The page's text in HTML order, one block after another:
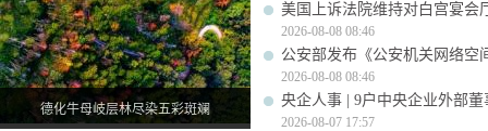
德化牛母岐层林尽染五彩斑斓
美国上诉法院维持对白宫宴会
2026-08-08 08:46
公安部发布《公安机关网络空
2026-08-08 08:46
央企人事 | 9户中央企业外部
2026-08-07 17:57